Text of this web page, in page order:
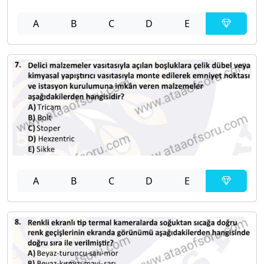
A B C D E
A B C D E